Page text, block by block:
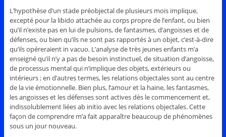
L’hypothèse d’un stade préobjectal de plusieurs mois implique,
excepté pour la libido attachée au corps propre de l’enfant, ou bien
qu’il n’existe pas en lui de pulsions, de fantasmes, d’angoisses et de
défenses, ou bien qu’ils ne sont pas rapportés à un objet, c’est-à-dire
qu’ils opéreraient in vacuo. L’analyse de très jeunes enfants m’a
enseigné qu’il n’y a pas de besoin instinctuel, de situation d’angoisse,
de processus mental qui n’implique des objets, extérieurs ou
intérieurs ; en d’autres termes, les relations objectales sont au centre
de la vie émotionnelle. Bien plus, l’amour et la haine, les fantasmes,
les angoisses et les défenses sont actives dès le commencement et,
indissolublement liées ab initio avec les relations objectales. Cette
façon de comprendre m’a fait apparaître beaucoup de phénomènes
sous un jour nouveau.